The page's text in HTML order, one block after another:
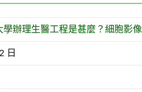
學辦理生醫工程是甚麼？細胞影
日